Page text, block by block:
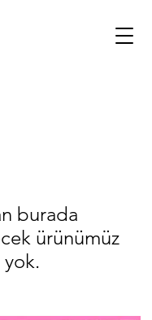
burada
ürünümüz
yok.